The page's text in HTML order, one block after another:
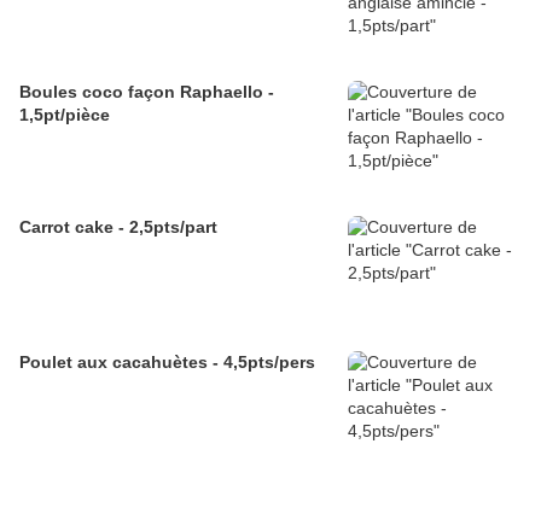
Boules coco façon Raphaello -
1,5pt/pièce
Carrot cake - 2,5pts/part
Poulet aux cacahuètes - 4,5pts/pers